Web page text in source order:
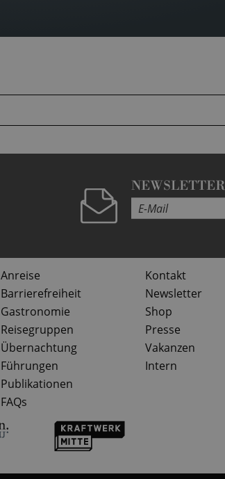
NEWSLETTER
Anreise
Barrierefreiheit
Gastronomie
Reisegruppen
Übernachtung
Führungen
Publikationen
FAQs
Kontakt
Newsletter
Shop
Presse
Vakanzen
Intern